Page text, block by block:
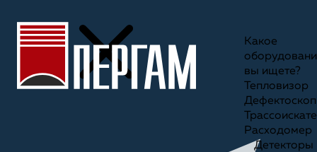
Какое
вы ищете?
Тепловизор
Дефектоскоп
Расходомер
Детекторы